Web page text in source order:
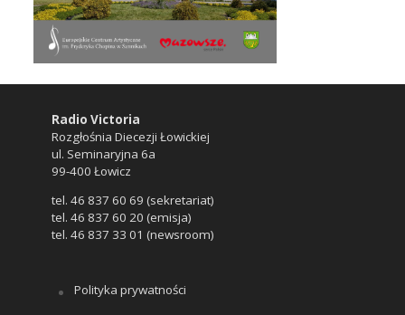
Radio Victoria
Rozgłośnia Diecezji Łowickiej
ul. Seminaryjna 6a
99-400 Łowicz
tel. 46 837 60 69 (sekretariat)
tel. 46 837 60 20 (emisja)
tel. 46 837 33 01 (newsroom)
Polityka prywatności